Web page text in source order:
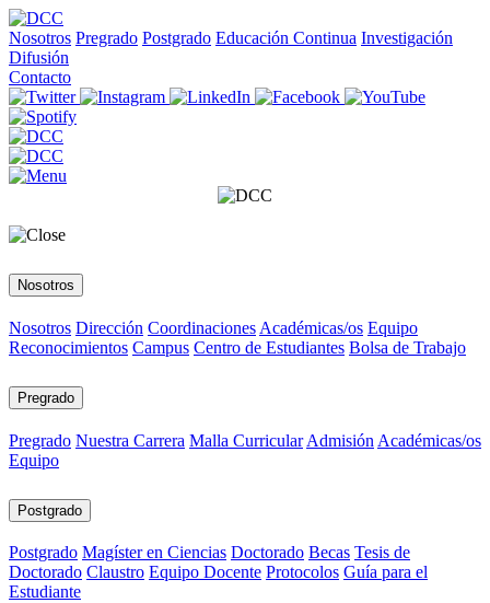
Nosotros Pregrado Postgrado Educación Continua Investigación
Difusión
Contacto
Nosotros
Nosotros Dirección Coordinaciones Académicas/os Equipo
Reconocimientos Campus Centro de Estudiantes Bolsa de Trabajo
Pregrado
Pregrado Nuestra Carrera Malla Curricular Admisión Académicas/os
Equipo
Postgrado
Postgrado Magíster en Ciencias Doctorado Becas Tesis de
Doctorado Claustro Equipo Docente Protocolos Guía para el
Estudiante